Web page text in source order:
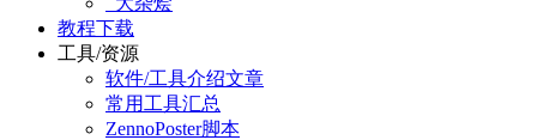
教程下载
工具/资源
软件/工具介绍文章
常用工具汇总
ZennoPoster脚本